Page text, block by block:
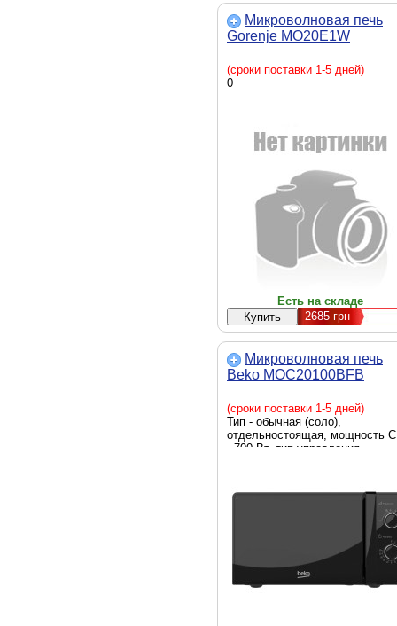
Микроволновая печь
Gorenje MO20E1W
(сроки поставки 1-5 дней)
0
Есть на складе
2685 грн
Микроволновая печь
Beko MOC20100BFB
(сроки поставки 1-5 дней)
Тип - обычная (соло),
отдельностоящая, мощность
- 700 Вт, тип управления -